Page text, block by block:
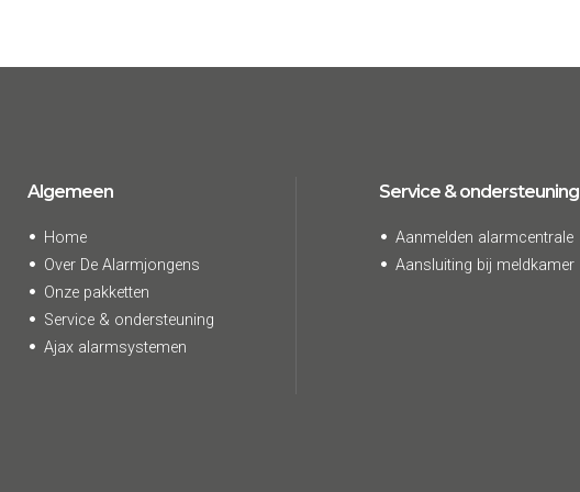
Algemeen
Home
Over De Alarmjongens
Onze pakketten
Service & ondersteuning
Ajax alarmsystemen
Service & ondersteuning
Aanmelden alarmcentrale
Aansluiting bij meldkamer